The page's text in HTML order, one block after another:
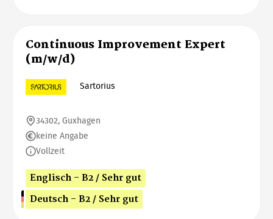
Continuous Improvement Expert
(m/w/d)
Sartorius
34302, Guxhagen
keine Angabe
Vollzeit
Englisch - B2 / Sehr gut
Deutsch - B2 / Sehr gut